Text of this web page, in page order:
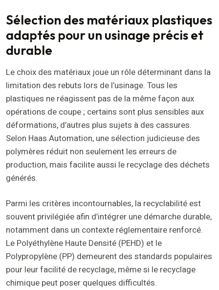
Sélection des matériaux plastiques
adaptés pour un usinage précis et
durable
Le choix des matériaux joue un rôle déterminant dans la
limitation des rebuts lors de l’usinage. Tous les
plastiques ne réagissent pas de la même façon aux
opérations de coupe ; certains sont plus sensibles aux
déformations, d’autres plus sujets à des cassures.
Selon Haas Automation, une sélection judicieuse des
polymères réduit non seulement les erreurs de
production, mais facilite aussi le recyclage des déchets
générés.
Parmi les critères incontournables, la recyclabilité est
souvent privilégiée afin d’intégrer une démarche durable,
notamment dans un contexte réglementaire renforcé.
Le Polyéthylène Haute Densité (PEHD) et le
Polypropylène (PP) demeurent des standards populaires
pour leur facilité de recyclage, même si le recyclage
chimique peut poser quelques difficultés.